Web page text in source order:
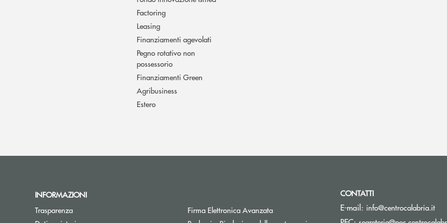
Factoring
Leasing
Finanziamenti agevolati
Pegno rotativo non
possessorio
Finanziamenti Green
Agribusiness
Estero
INFORMAZIONI
Trasparenza
Firma Elettronica Avanzata
CONTATTI
E-mail: info@centrocalabria.it(si